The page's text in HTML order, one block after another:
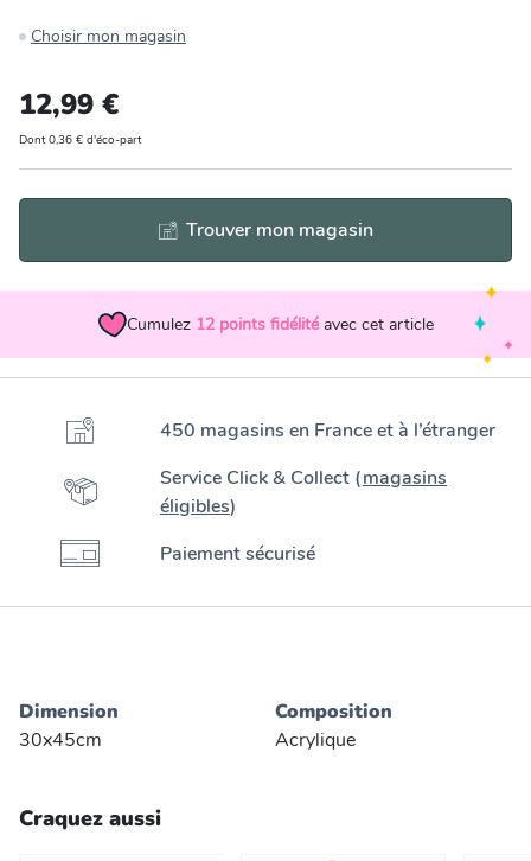
Choisir mon magasin
12,99 €
Dont 0,36 € d'éco-part
Trouver mon magasin
Cumulez 12 points fidélité avec cet article
450 magasins en France et à l’étranger
Service Click & Collect (magasins
éligibles)
Paiement sécurisé
Dimension
30x45cm
Composition
Acrylique
Craquez aussi